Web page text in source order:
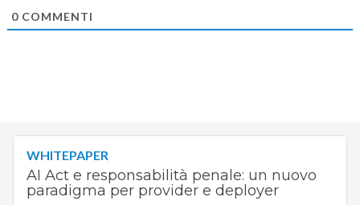
0COMMENTI
WHITEPAPER
AI Act e responsabilità penale: un nuovo
paradigma per provider e deployer